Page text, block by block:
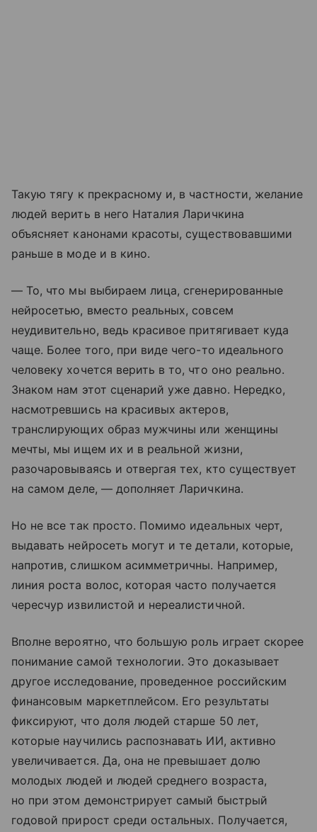
Такую тягу к прекрасному и, в частности, желание
людей верить в него Наталия Ларичкина
объясняет канонами красоты, существовавшими
раньше в моде и в кино.
— То, что мы выбираем лица, сгенерированные
нейросетью, вместо реальных, совсем
неудивительно, ведь красивое притягивает куда
чаще. Более того, при виде чего-то идеального
человеку хочется верить в то, что оно реально.
Знаком нам этот сценарий уже давно. Нередко,
насмотревшись на красивых актеров,
транслирующих образ мужчины или женщины
мечты, мы ищем их и в реальной жизни,
разочаровываясь и отвергая тех, кто существует
на самом деле, — дополняет Ларичкина.
Но не все так просто. Помимо идеальных черт,
выдавать нейросеть могут и те детали, которые,
напротив, слишком асимметричны. Например,
линия роста волос, которая часто получается
чересчур извилистой и нереалистичной.
Вполне вероятно, что большую роль играет скорее
понимание самой технологии. Это доказывает
другое исследование, проведенное российским
финансовым маркетплейсом. Его результаты
фиксируют, что доля людей старше 50 лет,
которые научились распознавать ИИ, активно
увеличивается. Да, она не превышает долю
молодых людей и людей среднего возраста,
но при этом демонстрирует самый быстрый
годовой прирост среди остальных. Получается,